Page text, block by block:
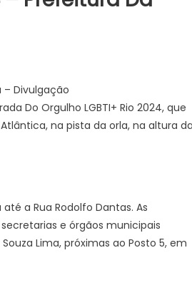
– Divulgação
Do Orgulho LGBTI+ Rio 2024, que
na pista da orla, na altura
a Rua Rodolfo Dantas. As
e órgãos municipais
Lima, próximas ao Posto 5, em